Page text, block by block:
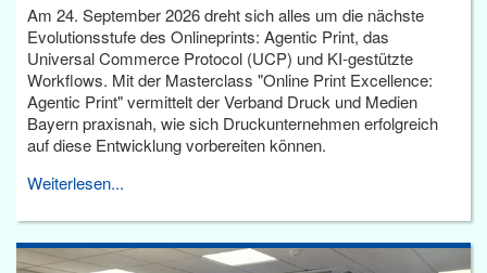
Am 24. September 2026 dreht sich alles um die nächste
Evolutionsstufe des Onlineprints: Agentic Print, das
Universal Commerce Protocol (UCP) und KI-gestützte
Workflows. Mit der Masterclass "Online Print Excellence:
Agentic Print" vermittelt der Verband Druck und Medien
Bayern praxisnah, wie sich Druckunternehmen erfolgreich
auf diese Entwicklung vorbereiten können.
Weiterlesen...